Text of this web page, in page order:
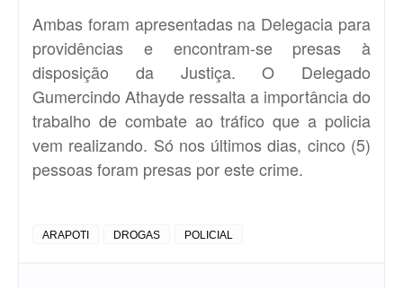
Ambas foram apresentadas na Delegacia para
providências e encontram-se presas à
disposição da Justiça. O Delegado
Gumercindo Athayde ressalta a importância do
trabalho de combate ao tráfico que a policia
vem realizando. Só nos últimos dias, cinco (5)
pessoas foram presas por este crime.
ARAPOTI DROGAS POLICIAL